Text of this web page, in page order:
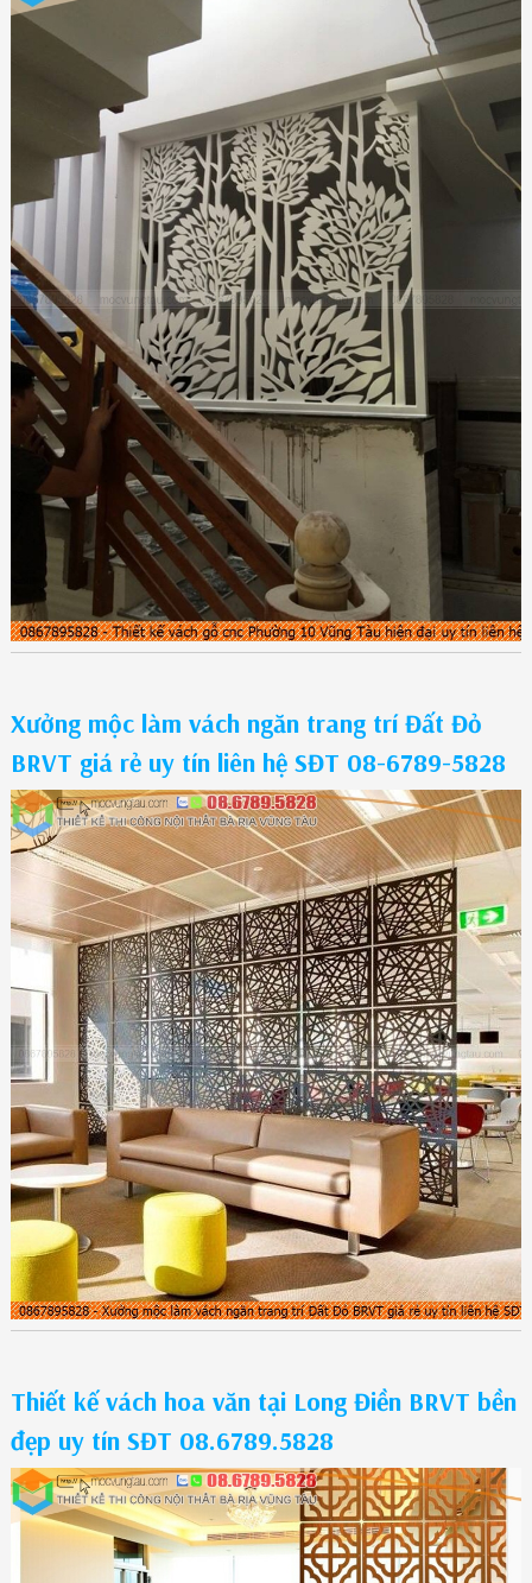
Xưởng mộc làm vách ngăn trang trí Đất Đỏ
BRVT giá rẻ uy tín liên hệ SĐT 08-6789-5828
Thiết kế vách hoa văn tại Long Điền BRVT bền
đẹp uy tín SĐT 08.6789.5828